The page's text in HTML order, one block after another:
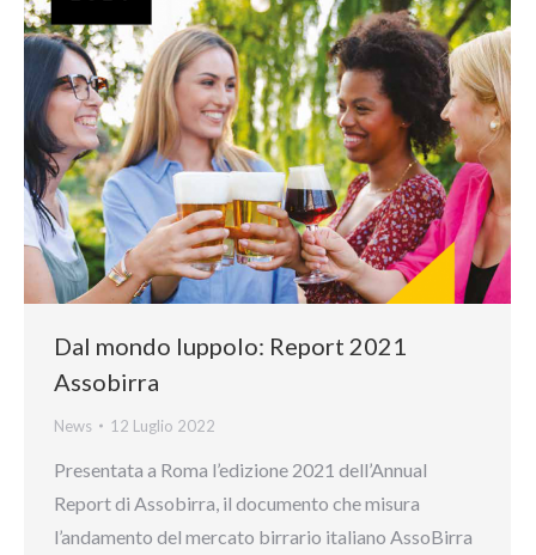
Dal mondo luppolo: Report 2021
Assobirra
News 12 Luglio 2022
Presentata a Roma l’edizione 2021 dell’Annual
Report di Assobirra, il documento che misura
l’andamento del mercato birrario italiano AssoBirra